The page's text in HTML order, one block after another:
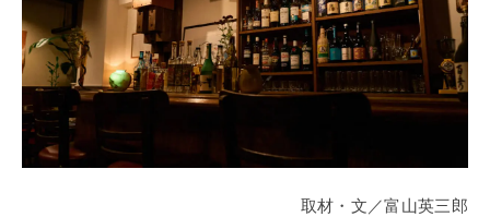
取材・文／富山英三郎